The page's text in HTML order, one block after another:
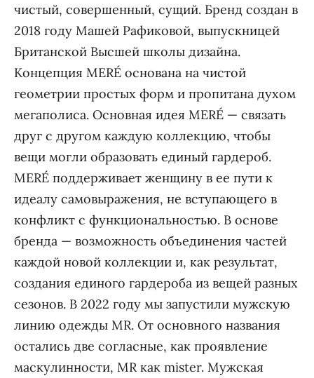
чистый, совершенный, сущий. Бренд создан в
2018 году Машей Рафиковой, выпускницей
Британской Высшей школы дизайна.
Концепция MERÉ основана на чистой
геометрии простых форм и пропитана духом
мегаполиса. Основная идея MERÉ — связать
друг с другом каждую коллекцию, чтобы
вещи могли образовать единый гардероб.
MERÉ поддерживает женщину в ее пути к
идеалу самовыражения, не вступающего в
конфликт с функциональностью. В основе
бренда — возможность объединения частей
каждой новой коллекции и, как результат,
создания единого гардероба из вещей разных
сезонов. В 2022 году мы запустили мужскую
линию одежды MR. От основного названия
остались две согласные, как проявление
маскулинности, MR как mister. Мужская